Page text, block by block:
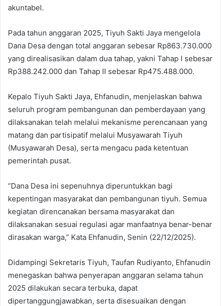
akuntabel.
Pada tahun anggaran 2025, Tiyuh Sakti Jaya mengelola
Dana Desa dengan total anggaran sebesar Rp863.730.000
yang direalisasikan dalam dua tahap, yakni Tahap I sebesar
Rp388.242.000 dan Tahap II sebesar Rp475.488.000.
Kepalo Tiyuh Sakti Jaya, Ehfanudin, menjelaskan bahwa
seluruh program pembangunan dan pemberdayaan yang
dilaksanakan telah melalui mekanisme perencanaan yang
matang dan partisipatif melalui Musyawarah Tiyuh
(Musyawarah Desa), serta mengacu pada ketentuan
pemerintah pusat.
“Dana Desa ini sepenuhnya diperuntukkan bagi
kepentingan masyarakat dan pembangunan tiyuh. Semua
kegiatan direncanakan bersama masyarakat dan
dilaksanakan sesuai regulasi agar manfaatnya benar-benar
dirasakan warga,” Kata Ehfanudin, Senin (22/12/2025).
Didampingi Sekretaris Tiyuh, Taufan Rudiyanto, Ehfanudin
menegaskan bahwa penyerapan anggaran selama tahun
2025 dilakukan secara terbuka, dapat
dipertanggungjawabkan, serta disesuaikan dengan